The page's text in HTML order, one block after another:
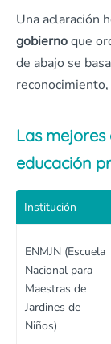
Una aclaración
gobiernoque
de abajo se
Las
educación
Institución
ENMJN (Escuela
Nacional para
Maestras de
Jardines de
Niños)